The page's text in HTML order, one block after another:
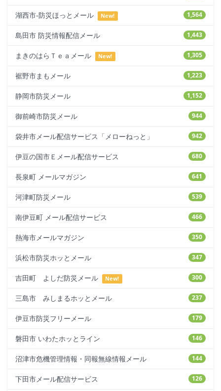
1,564
湖西市-防災ほっとメール New!
1,443
島田市 防災情報配信メール
1,305
まきのはらＴｅａメール New!
1,223
裾野市まもメール
1,152
静岡市防災メール
944
御前崎市防災メール
942
袋井市メール配信サービス「メローねっと」
680
伊豆の国市Ｅメール配信サービス
641
長泉町 メールマガジン
539
河津町防災メール
466
南伊豆町 メール配信サービス
350
熱海市メールマガジン
347
浜松市防災ホッとメール
300
吉田町 よしだ防災メール New!
237
三島市 みしまるホッとメール
179
伊豆市防災フリーメール
146
磐田市 いわたホッとライン
144
沼津市危機管理情報・同報無線情報メール
126
下田市メール配信サービス